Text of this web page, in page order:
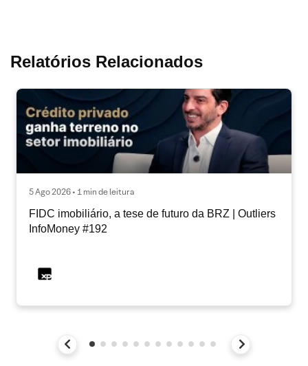
Relatórios Relacionados
5 Ago 2026 • 1 min de leitura
FIDC imobiliário, a tese de futuro da BRZ | Outliers
InfoMoney #192